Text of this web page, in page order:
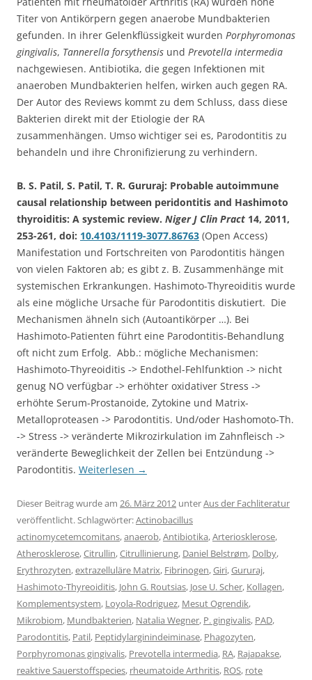
Titer von Antikörpern gegen anaerobe Mundbakterien
gefunden. In ihrer Gelenkflüssigkeit wurden Porphyromonas
gingivalis, Tannerella forsythensis und Prevotella intermedia
nachgewiesen. Antibiotika, die gegen Infektionen mit
anaeroben Mundbakterien helfen, wirken auch gegen RA.
Der Autor des Reviews kommt zu dem Schluss, dass diese
Bakterien direkt mit der Etiologie der RA
zusammenhängen. Umso wichtiger sei es, Parodontitis zu
behandeln und ihre Chronifizierung zu verhindern.
B. S. Patil, S. Patil, T. R. Gururaj: Probable autoimmune
causal relationship between peridontitis and Hashimoto
thyroiditis: A systemic review. Niger J Clin Pract 14, 2011,
253-261, doi: 10.4103/1119-3077.86763 (Open Access)
Manifestation und Fortschreiten von Parodontitis hängen
von vielen Faktoren ab; es gibt z. B. Zusammenhänge mit
systemischen Erkrankungen. Hashimoto-Thyreoiditis wurde
als eine mögliche Ursache für Parodontitis diskutiert. Die
Mechanismen ähneln sich (Autoantikörper …). Bei
Hashimoto-Patienten führt eine Parodontitis-Behandlung
oft nicht zum Erfolg. Abb.: mögliche Mechanismen:
Hashimoto-Thyreoiditis -> Endothel-Fehlfunktion -> nicht
genug NO verfügbar -> erhöhter oxidativer Stress ->
erhöhte Serum-Prostanoide, Zytokine und Matrix-
Metalloproteasen -> Parodontitis. Und/oder Hashomoto-Th.
-> Stress -> veränderte Mikrozirkulation im Zahnfleisch ->
veränderte Beweglichkeit der Zellen bei Entzündung ->
Parodontitis. Weiterlesen →
Dieser Beitrag wurde am 26. März 2012 unterAus der Fachliteratur
veröffentlicht. Schlagwörter:Actinobacillus
actinomycetemcomitans,anaerob,Antibiotika,Arteriosklerose,
Atherosklerose,Citrullin,Citrullinierung, Daniel Belstrøm, Dolby,
Erythrozyten,extrazelluläre Matrix, Fibrinogen,Giri,Gururaj,
Hashimoto-Thyreoiditis, John G. Routsias, Jose U. Scher, Kollagen,
Komplementsystem, Loyola-Rodriguez, Mesut Ogrendik,
Mikrobiom, Mundbakterien, Natalia Wegner, P. gingivalis, PAD,
Parodontitis, Patil, Peptidylarginindeiminase, Phagozyten,
Porphyromonas gingivalis, Prevotella intermedia, RA, Rajapakse,
reaktive Sauerstoffspecies, rheumatoide Arthritis, ROS, rote